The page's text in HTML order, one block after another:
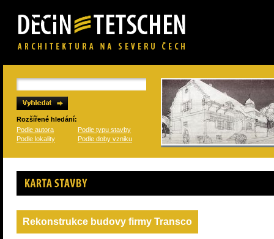
Rozšířené hledání:
Podle autora
Podle typu stavby
Podle lokality
Podle doby vzniku
Karta stavby
Rekonstrukce budovy firmy Transco